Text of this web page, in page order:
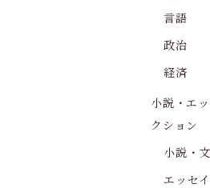
言語
政治
経済
小説・エ
クション
小説・
エッセ